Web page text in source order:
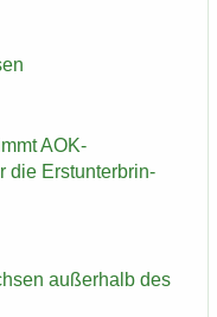
AOK-​
die Erst­un­ter­brin­
au­ßer­halb des